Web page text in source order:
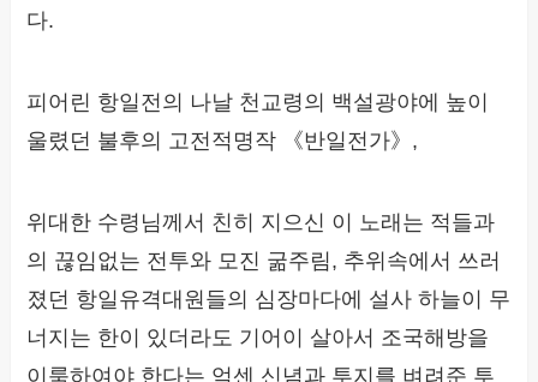
다.
피어린 항일전의 나날 천교령의 백설광야에 높이
울렸던 불후의 고전적명작 《반일전가》,
위대한 수령님께서 친히 지으신 이 노래는 적들과
의 끊임없는 전투와 모진 굶주림, 추위속에서 쓰러
졌던 항일유격대원들의 심장마다에 설사 하늘이 무
너지는 한이 있더라도 기어이 살아서 조국해방을
이룩하여야 한다는 억센 신념과 투지를 벼려준 투